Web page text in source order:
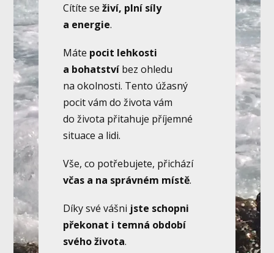
Cítíte se živí, plní síly
a energie.
Máte pocit lehkosti
a bohatstvíbez ohledu
na okolnosti. Tento úžasný
pocit vám do života vám
do života přitahuje příjemné
situace a lidi.
Vše, co potřebujete, přichází
včas a na správném místě.
Díky své vášni jste schopni
překonat i temná období
svého života.